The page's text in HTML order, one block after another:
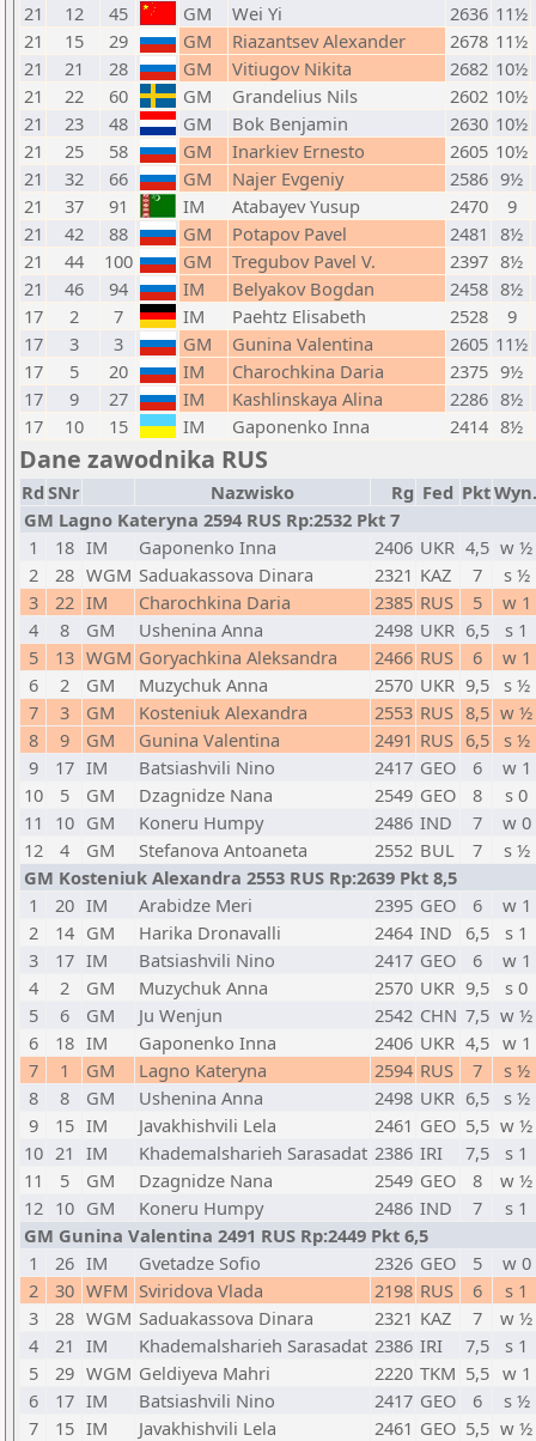
21
12 45 GM Wei Yi 2636 11½
21
15 29 GM Riazantsev Alexander 2678 11½
21
21 28 GM Vitiugov Nikita 2682 10½
21
22 60 GM Grandelius Nils 2602 10½
21
23 48 GM Bok Benjamin 2630 10½
21
25 58 GM Inarkiev Ernesto 2605 10½
21
32 66 GM Najer Evgeniy 2586 9½
21
37 91 IM Atabayev Yusup 2470
9
21
42 88 GM Potapov Pavel 2481 8½
21
44 100 GM Tregubov Pavel V. 2397 8½
21
46 94 IM Belyakov Bogdan 2458 8½
17
2 7 IM Paehtz Elisabeth 2528
9
17
3 3 GM Gunina Valentina 2605 11½
17
5 20 IM Charochkina Daria 2375 9½
17
9 27 IM Kashlinskaya Alina 2286 8½
17
10 15 IM Gaponenko Inna 2414 8½
Dane zawodnika RUS
Rd SNr Nazwisko Rg Fed PktWyn.
GM Lagno Kateryna 2594 RUS Rp:2532 Pkt 7
1
18 IM Gaponenko Inna 2406 UKR 4,5 w ½
2
28 WGM Saduakassova Dinara 2321 KAZ 7
s ½
3
22 IM Charochkina Daria 2385 RUS 5
w 1
4
8 GM Ushenina Anna 2498 UKR 6,5
s 1
5
13 WGM Goryachkina Aleksandra 2466 RUS 6
w 1
6
2 GM Muzychuk Anna 2570 UKR 9,5
s ½
7
3 GM Kosteniuk Alexandra 2553 RUS 8,5 w ½
8
9 GM Gunina Valentina 2491 RUS 6,5
s ½
9
17 IM Batsiashvili Nino 2417 GEO 6
w 1
10
5 GM Dzagnidze Nana 2549 GEO 8
s 0
11
10 GM Koneru Humpy 2486 IND 7
w 0
12
4 GM Stefanova Antoaneta 2552 BUL 7
s ½
GM Kosteniuk Alexandra 2553 RUS Rp:2639 Pkt 8,5
1
20 IM Arabidze Meri 2395 GEO 6
w 1
2
14 GM Harika Dronavalli 2464 IND 6,5
s 1
3
17 IM Batsiashvili Nino 2417 GEO 6
w 1
4
2 GM Muzychuk Anna 2570 UKR 9,5
s 0
5
6 GM Ju Wenjun 2542 CHN 7,5 w ½
6
18 IM Gaponenko Inna 2406 UKR 4,5 w 1
7
1 GM Lagno Kateryna 2594 RUS 7
s ½
8
8 GM Ushenina Anna 2498 UKR 6,5
s ½
9
15 IM Javakhishvili Lela 2461 GEO 5,5 w ½
10 21 IM Khademalsharieh Sarasadat 2386 IRI 7,5
s 1
11
5 GM Dzagnidze Nana 2549 GEO 8
w ½
12 10 GM Koneru Humpy 2486 IND 7
s 1
GM Gunina Valentina 2491 RUS Rp:2449 Pkt 6,5
1
26 IM Gvetadze Sofio 2326 GEO 5
w 0
2
30 WFM Sviridova Vlada 2198 RUS 6
s 1
3
28 WGM Saduakassova Dinara 2321 KAZ 7
w ½
4
21 IM Khademalsharieh Sarasadat 2386 IRI 7,5
s 1
5
29 WGM Geldiyeva Mahri 2220 TKM 5,5 w 1
6
17 IM Batsiashvili Nino 2417 GEO 6
s ½
7
15 IM Javakhishvili Lela 2461 GEO 5,5 w ½